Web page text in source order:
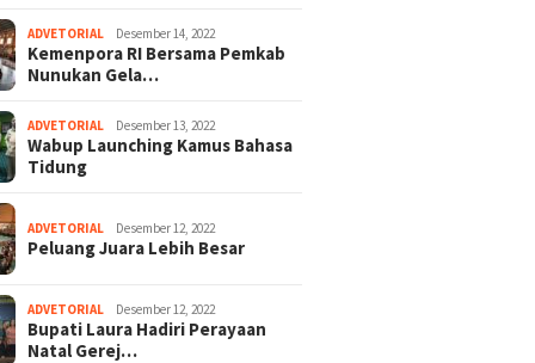
ADVETORIAL Desember 14, 2022
Kemenpora RI Bersama Pemkab
Nunukan Gela…
ADVETORIAL Desember 13, 2022
Wabup Launching Kamus Bahasa
Tidung
ADVETORIAL Desember 12, 2022
Peluang Juara Lebih Besar
ADVETORIAL Desember 12, 2022
Bupati Laura Hadiri Perayaan
Natal Gerej…